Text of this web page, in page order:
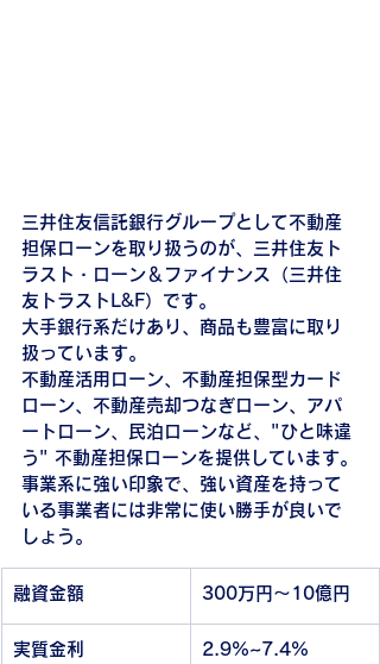
三井住友信託銀行グループとして不動産
担保ローンを取り扱うのが、三井住友ト
ラスト・ローン＆ファイナンス（三井住
友トラストL&F）です。
大手銀行系だけあり、商品も豊富に取り
扱っています。
不動産活用ローン、不動産担保型カード
ローン、不動産売却つなぎローン、アパ
ートローン、民泊ローンなど、"ひと味違
う" 不動産担保ローンを提供しています。
事業系に強い印象で、強い資産を持って
いる事業者には非常に使い勝手が良いで
しょう。
融資金額 300万円～10億円
実質金利 2.9%~7.4%